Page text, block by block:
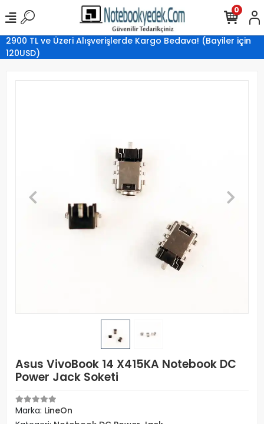
2900 TL ve Üzeri Alışverişlerde Kargo Bedava! (Bayiler için
120USD)
0
Asus VivoBook 14 X415KA Notebook DC
Power Jack Soketi
Marka: LineOn